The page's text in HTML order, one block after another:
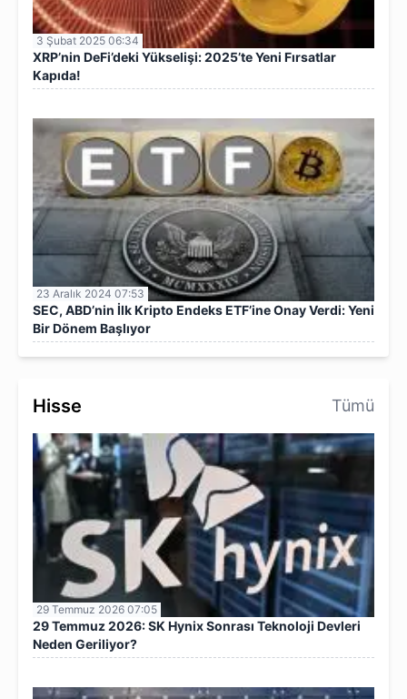
3 Şubat 2025 06:34
XRP’nin DeFi’deki Yükselişi: 2025’te Yeni Fırsatlar
Kapıda!
23 Aralık 2024 07:53
SEC, ABD’nin İlk Kripto Endeks ETF’ine Onay Verdi: Yeni
Bir Dönem Başlıyor
Hisse Tümü
29 Temmuz 2026 07:05
29 Temmuz 2026: SK Hynix Sonrası Teknoloji Devleri
Neden Geriliyor?